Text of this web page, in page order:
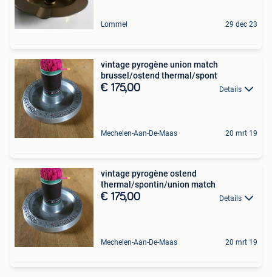
Lommel 29 dec 23
vintage pyrogène union match
brussel/ostend thermal/spont
€ 175,00 Details
Mechelen-Aan-De-Maas 20 mrt 19
vintage pyrogène ostend
thermal/spontin/union match
€ 175,00 Details
Mechelen-Aan-De-Maas 20 mrt 19